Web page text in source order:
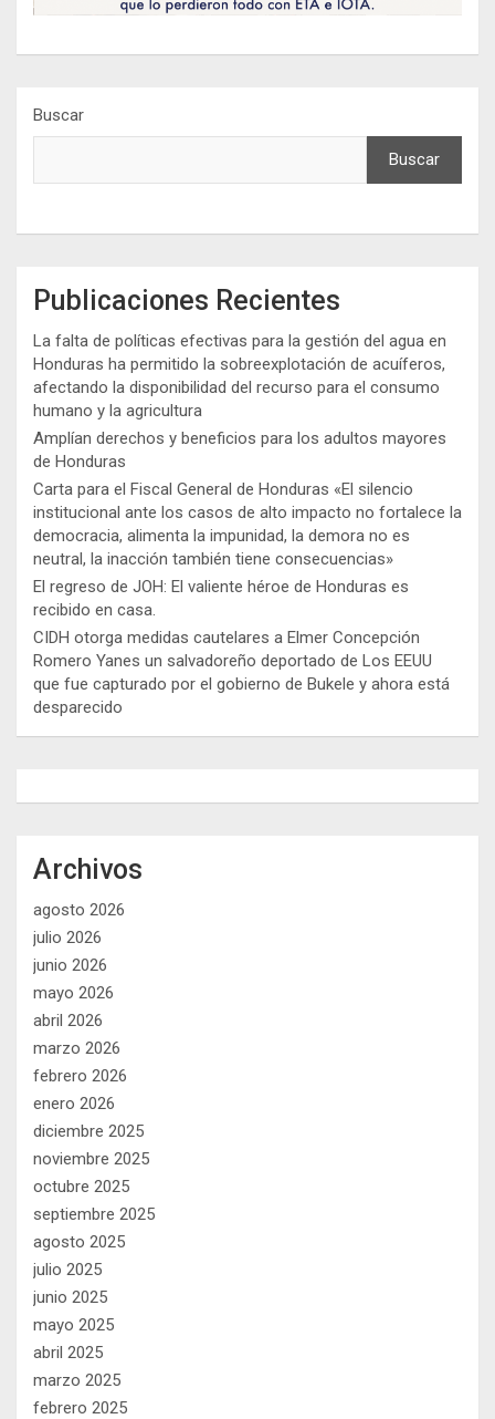
Buscar
Buscar
Publicaciones Recientes
La falta de políticas efectivas para la gestión del agua en
Honduras ha permitido la sobreexplotación de acuíferos,
afectando la disponibilidad del recurso para el consumo
humano y la agricultura
Amplían derechos y beneficios para los adultos mayores
de Honduras
Carta para el Fiscal General de Honduras «El silencio
institucional ante los casos de alto impacto no fortalece la
democracia, alimenta la impunidad, la demora no es
neutral, la inacción también tiene consecuencias»
El regreso de JOH: El valiente héroe de Honduras es
recibido en casa.
CIDH otorga medidas cautelares a Elmer Concepción
Romero Yanes un salvadoreño deportado de Los EEUU
que fue capturado por el gobierno de Bukele y ahora está
desparecido
Archivos
agosto 2026
julio 2026
junio 2026
mayo 2026
abril 2026
marzo 2026
febrero 2026
enero 2026
diciembre 2025
noviembre 2025
octubre 2025
septiembre 2025
agosto 2025
julio 2025
junio 2025
mayo 2025
abril 2025
marzo 2025
febrero 2025